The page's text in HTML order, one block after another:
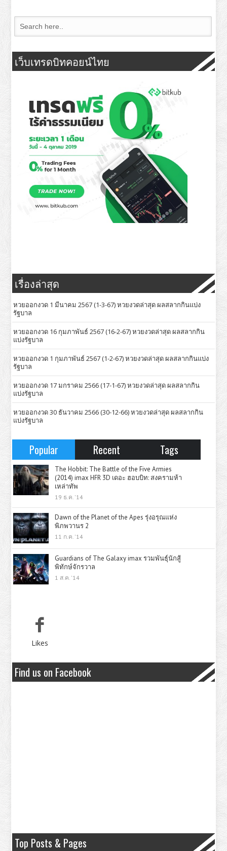
เว็บเทรดบิทคอยน์ไทย
เรื่องล่าสุด
หวยออกงวด 1 มีนาคม 2567 (1-3-67) หวยงวดล่าสุด ผลสลากกินแบ่ง
รัฐบาล
หวยออกงวด 16 กุมภาพันธ์ 2567 (16-2-67) หวยงวดล่าสุด ผลสลากกิน
แบ่งรัฐบาล
หวยออกงวด 1 กุมภาพันธ์ 2567 (1-2-67) หวยงวดล่าสุด ผลสลากกินแบ่ง
รัฐบาล
หวยออกงวด 17 มกราคม 2566 (17-1-67) หวยงวดล่าสุด ผลสลากกิน
แบ่งรัฐบาล
หวยออกงวด 30 ธันวาคม 2566 (30-12-66) หวยงวดล่าสุด ผลสลากกิน
แบ่งรัฐบาล
Popular Recent Tags
The Hobbit: The Battle of the Five Armies
(2014) imax HFR 3D เดอะ ฮอบบิท: สงครามห้า
เหล่าทัพ
19 ธ.ค. '14
Dawn of the Planet of the Apes รุ่งอรุณแห่ง
พิภพวานร 2
11 ก.ค. '14
Guardians of The Galaxy imax รวมพันธุ์นักสู้
พิทักษ์จักรวาล
1 ส.ค. '14
Likes
Find us on Facebook
Top Posts & Pages